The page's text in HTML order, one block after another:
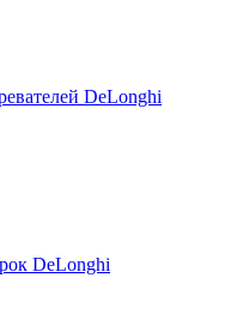
DeLonghi
DeLonghi